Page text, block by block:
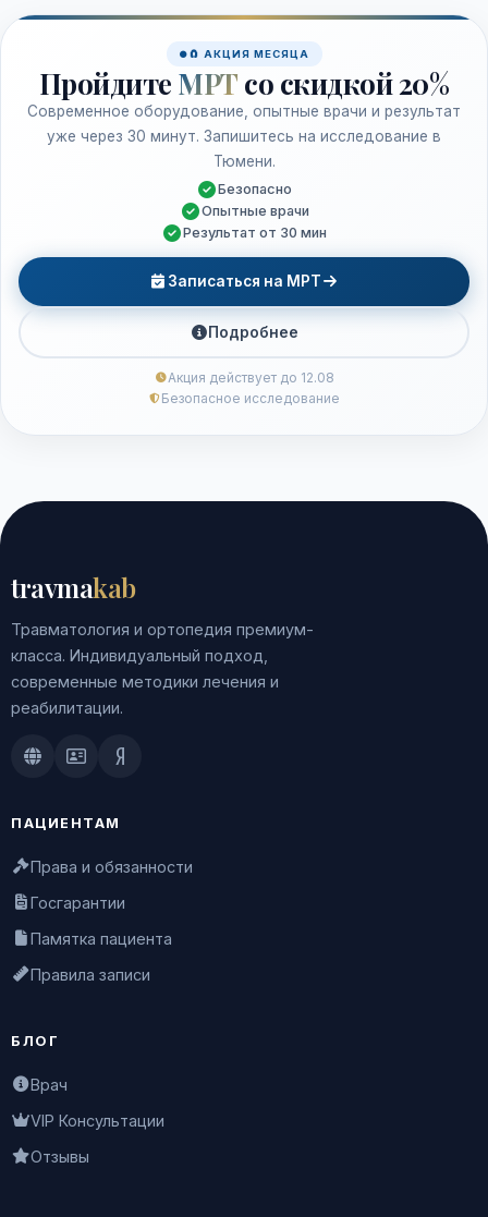
🧲 АКЦИЯ МЕСЯЦА
Пройдите МРТ со скидкой 20%
Современное оборудование, опытные врачи и результат
уже через 30 минут. Запишитесь на исследование в
Тюмени.
Безопасно
Опытные врачи
Результат от 30 мин
Записаться на МРТ
Подробнее
Акция действует до 12.08
Безопасное исследование
travmakab
Травматология и ортопедия премиум-
класса. Индивидуальный подход,
современные методики лечения и
реабилитации.
Doctu.ruПроДокторов
Яндекс.Здоровье
ПАЦИЕНТАМ
Права и обязанности
Госгарантии
Памятка пациента
Правила записи
БЛОГ
Врач
VIP Консультации
Отзывы